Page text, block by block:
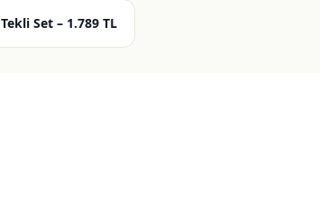
Tekli Set – 1.789 TL